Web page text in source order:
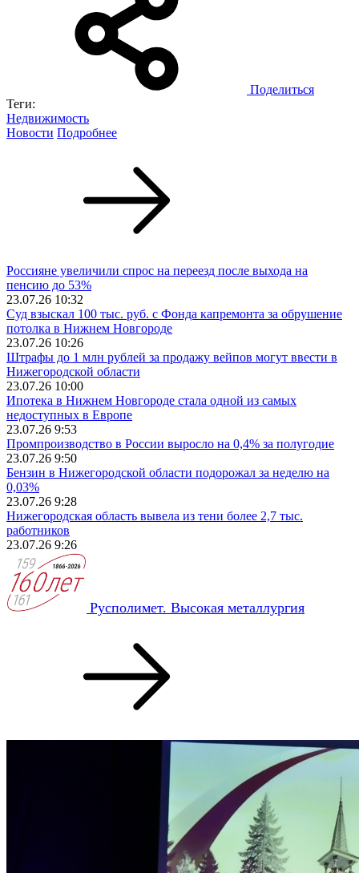
Поделиться
Теги:
Недвижимость
Новости Подробнее
Россияне увеличили спрос на переезд после выхода на
пенсию до 53%
23.07.26 10:32
Суд взыскал 100 тыс. руб. с Фонда капремонта за обрушение
потолка в Нижнем Новгороде
23.07.26 10:26
Штрафы до 1 млн рублей за продажу вейпов могут ввести в
Нижегородской области
23.07.26 10:00
Ипотека в Нижнем Новгороде стала одной из самых
недоступных в Европе
23.07.26 9:53
Промпроизводство в России выросло на 0,4% за полугодие
23.07.26 9:50
Бензин в Нижегородской области подорожал за неделю на
0,03%
23.07.26 9:28
Нижегородская область вывела из тени более 2,7 тыс.
работников
23.07.26 9:26
Русполимет. Высокая металлургия